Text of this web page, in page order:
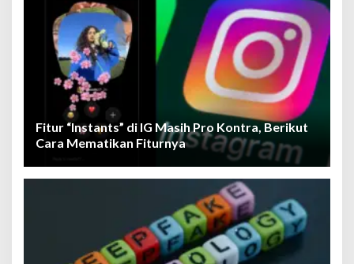
Fitur “Instants” di IG Masih Pro Kontra, Berikut
Cara Mematikan Fiturnya